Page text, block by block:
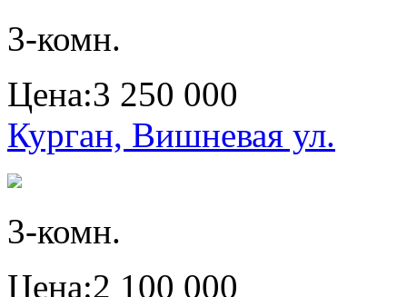
3-комн.
Цена:3 250 000
Курган, Вишневая ул.
3-комн.
Цена:2 100 000